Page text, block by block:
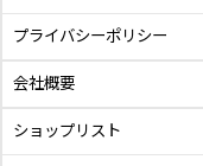
プライバシーポリシー
会社概要
ショップリスト